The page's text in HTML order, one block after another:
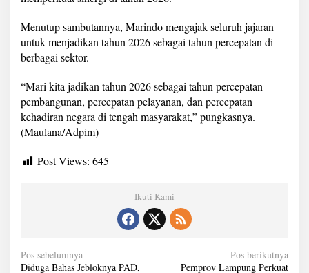
Menutup sambutannya, Marindo mengajak seluruh jajaran
untuk menjadikan tahun 2026 sebagai tahun percepatan di
berbagai sektor.
“Mari kita jadikan tahun 2026 sebagai tahun percepatan
pembangunan, percepatan pelayanan, dan percepatan
kehadiran negara di tengah masyarakat,” pungkasnya.
(Maulana/Adpim)
Post Views: 645
Ikuti Kami
N
Pos sebelumnya
Diduga Bahas Jebloknya PAD,
Pos berikutnya
Pemprov Lampung Perkuat